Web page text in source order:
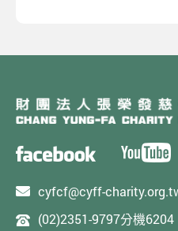
cyfcf@cyff-
(02)2351-9797分機6204